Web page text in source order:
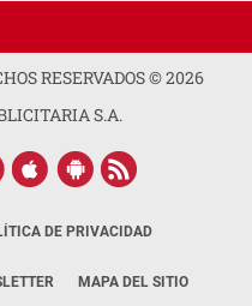
RESERVADOS ©2026
S.A.
DE PRIVACIDAD
MAPA DEL SITIO